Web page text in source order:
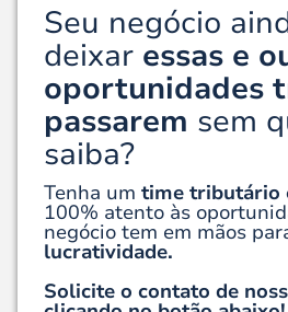
Seu negócio
deixar essas e
oportunidades
passarem sem
saiba?
Tenha um time tributário
100% atento às
negócio tem em mãos
lucratividade.
Solicite o contato de